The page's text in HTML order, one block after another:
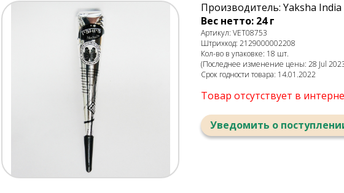
Производитель: Yaksha India
Вес нетто: 24 г
Артикул: VET08753
Штрихкод: 2129000002208
Кол-во в упаковке: 18 шт.
(Последнее изменение цены: 28 Jul
Срок годности товара: 14.01.2022
Товар отсутствует в
Уведомить о